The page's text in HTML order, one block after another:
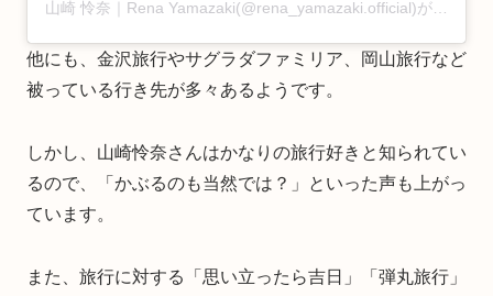
他にも、金沢旅行やサグラダファミリア、岡山旅行など
被っている行き先が多々あるようです。
しかし、山崎怜奈さんはかなりの旅行好きと知られてい
るので、「かぶるのも当然では？」といった声も上がっ
ています。
また、旅行に対する「思い立ったら吉日」「弾丸旅行」